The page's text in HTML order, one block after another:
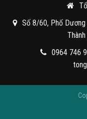
Số 8/60, Phố Dương
0964 746